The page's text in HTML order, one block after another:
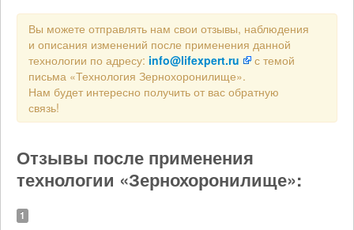
Вы можете отправлять нам свои отзывы, наблюдения
и описания изменений после применения данной
технологии по адресу: info@lifexpert.ru
с темой
письма «Технология Зернохоронилище».
Нам будет интересно получить от вас обратную
связь!
Отзывы после применения
технологии «Зернохоронилище»:
1